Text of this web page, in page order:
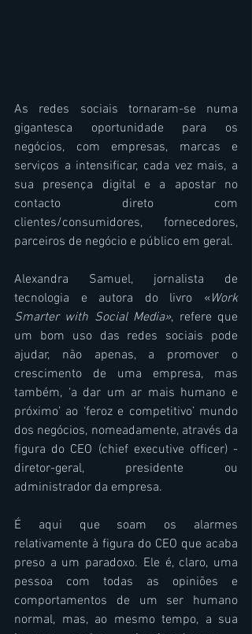
As redes sociais tornaram-se numa
gigantesca oportunidade para os
negócios, com empresas, marcas e
serviços a intensificar, cada vez mais, a
sua presença digital e a apostar no
contacto direto com
clientes/consumidores, fornecedores,
Alexandra Samuel, jornalista de
tecnologia e autora do livro «Work
Smarter with Social Media», refere que
um bom uso das redes sociais pode
ajudar, não apenas, a promover o
crescimento de uma empresa, mas
também, ‘a dar um ar mais humano e
próximo’ ao ‘feroz e competitivo’ mundo
dos negócios, nomeadamente, através da
figura do CEO (chief executive officer) -
diretor-geral, presidente ou
administrador da empresa.
É aqui que soam os alarmes
relativamente à figura do CEO que acaba
preso a um paradoxo. Ele é, claro, uma
pessoa com todas as opiniões e
comportamentos de um ser humano
normal, mas, ao mesmo tempo, a sua